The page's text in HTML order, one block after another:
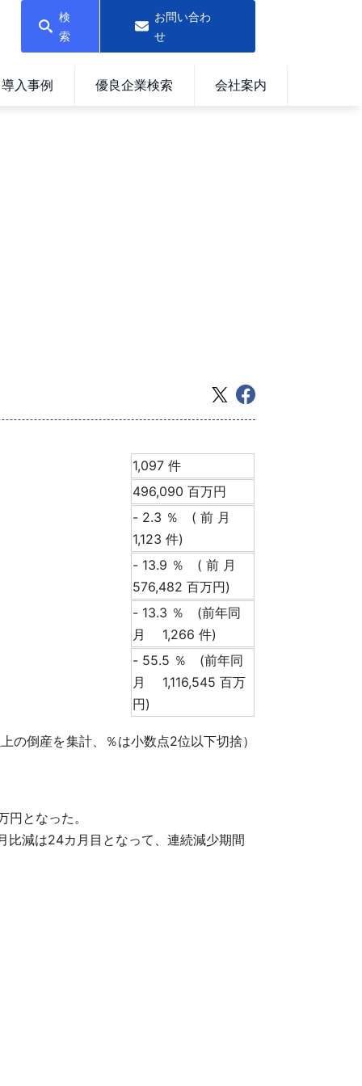
検
索
お問い合わ
せ
導入事例 優良企業検索 会社案内
1,097 件
496,090 百万円
- 2.3 ％ ( 前 月
1,123 件)
- 13.9 ％ ( 前 月
576,482 百万円)
- 13.3 ％ (前年同
月 1,266 件)
- 55.5 ％ (前年同
月 1,116,545 百万
円)
の倒産を集計、％は小数点2位以下切捨）
となった。
減は24カ月目となって、連続減少期間